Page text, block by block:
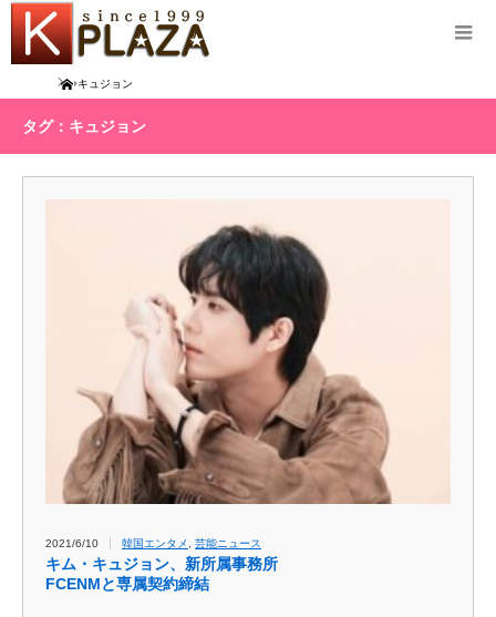
Homeキュジョン
タグ：キュジョン
2021/6/10 韓国エンタメ 芸能ニュース
キム・キュジョン、新所属事務所
FCENMと専属契約締結